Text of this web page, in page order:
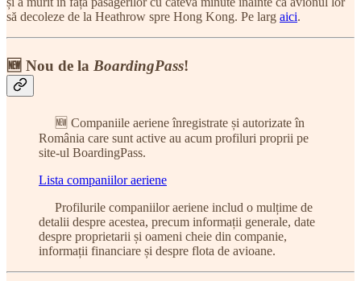
să decoleze de la Heathrow spre Hong Kong. Pe larg aici.
🆕 Nou de la BoardingPass!
🆕 Companiile aeriene înregistrate și autorizate în
România care sunt active au acum profiluri proprii pe
site-ul BoardingPass.
Lista companiilor aeriene
Profilurile companiilor aeriene includ o mulțime de
detalii despre acestea, precum informații generale, date
despre proprietarii și oameni cheie din companie,
informații financiare și despre flota de avioane.